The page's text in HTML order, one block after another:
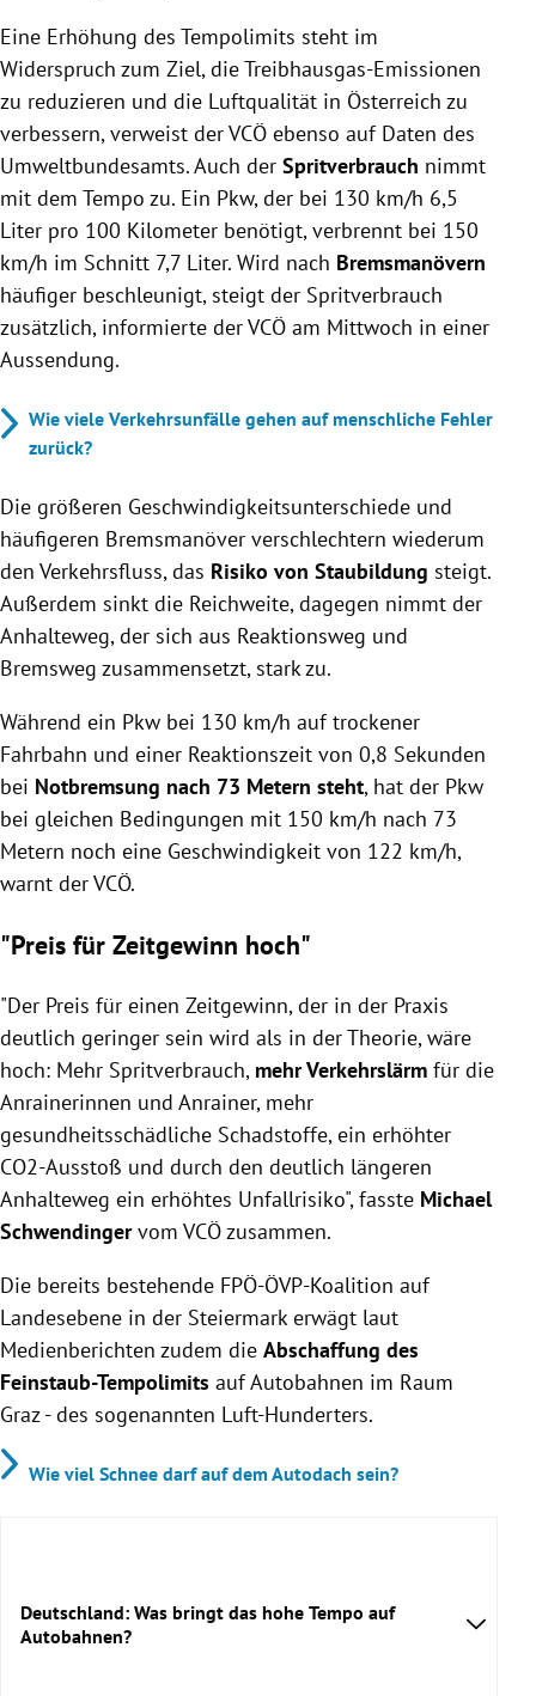
Eine Erhöhung des Tempolimits steht im
Widerspruch zum Ziel, die Treibhausgas-Emissionen
zu reduzieren und die Luftqualität in Österreich zu
verbessern, verweist der VCÖ ebenso auf Daten des
Umweltbundesamts. Auch der Spritverbrauch nimmt
mit dem Tempo zu. Ein Pkw, der bei 130 km/h 6,5
Liter pro 100 Kilometer benötigt, verbrennt bei 150
km/h im Schnitt 7,7 Liter. Wird nach Bremsmanövern
häufiger beschleunigt, steigt der Spritverbrauch
zusätzlich, informierte der VCÖ am Mittwoch in einer
Aussendung.
Wie viele Verkehrsunfälle gehen auf menschliche Fehler
zurück?
Die größeren Geschwindigkeitsunterschiede und
häufigeren Bremsmanöver verschlechtern wiederum
den Verkehrsfluss, das Risiko von Staubildung steigt.
Außerdem sinkt die Reichweite, dagegen nimmt der
Anhalteweg, der sich aus Reaktionsweg und
Bremsweg zusammensetzt, stark zu.
Während ein Pkw bei 130 km/h auf trockener
Fahrbahn und einer Reaktionszeit von 0,8 Sekunden
bei Notbremsung nach 73 Metern steht, hat der Pkw
bei gleichen Bedingungen mit 150 km/h nach 73
Metern noch eine Geschwindigkeit von 122 km/h,
warnt der VCÖ.
"Preis für Zeitgewinn hoch"
"Der Preis für einen Zeitgewinn, der in der Praxis
deutlich geringer sein wird als in der Theorie, wäre
hoch: Mehr Spritverbrauch, mehr Verkehrslärm für die
Anrainerinnen und Anrainer, mehr
gesundheitsschädliche Schadstoffe, ein erhöhter
CO2-Ausstoß und durch den deutlich längeren
Anhalteweg ein erhöhtes Unfallrisiko", fasste Michael
Schwendingervom VCÖ zusammen.
Die bereits bestehende FPÖ-ÖVP-Koalition auf
Landesebene in der Steiermark erwägt laut
Medienberichten zudem die Abschaffung des
Feinstaub-Tempolimits auf Autobahnen im Raum
Graz - des sogenannten Luft-Hunderters.
Wie viel Schnee darf auf dem Autodach sein?
Deutschland: Was bringt das hohe Tempo auf
Autobahnen?